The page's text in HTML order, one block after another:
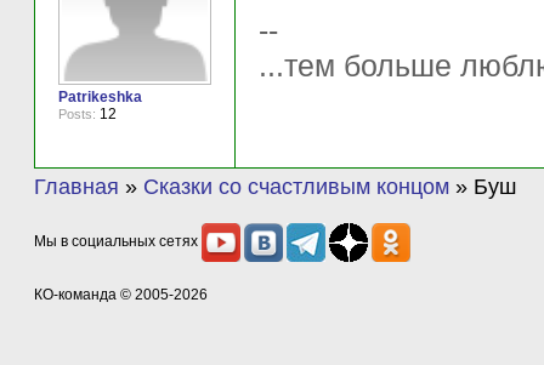
Patrikeshka
Posts: 12
--
...тем больше
Главная » Сказки со счастливым концом » Буш
Мы в социальных сетях
КО-команда © 2005-2026